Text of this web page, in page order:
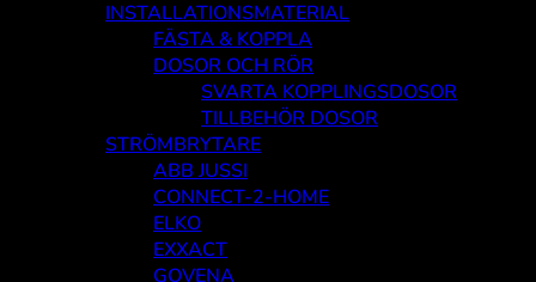
INSTALLATIONSMATERIAL
FÄSTA & KOPPLA
DOSOR OCH RÖR
SVARTA KOPPLINGSDOSOR
TILLBEHÖR DOSOR
STRÖMBRYTARE
ABB JUSSI
CONNECT-2-HOME
ELKO
EXXACT
GOVENA